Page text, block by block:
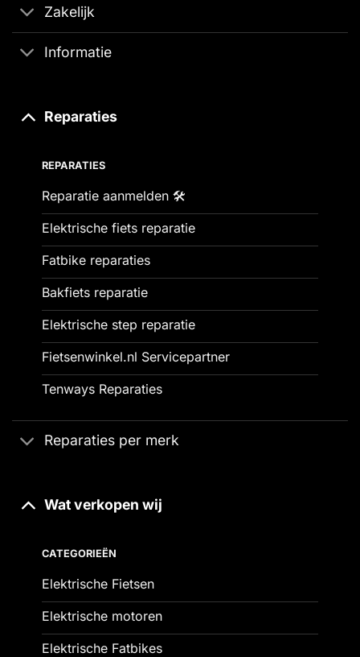
Zakelijk
Informatie
Reparaties
REPARATIES
Reparatie aanmelden 🛠️
Elektrische fiets reparatie
Fatbike reparaties
Bakfiets reparatie
Elektrische step reparatie
Fietsenwinkel.nl Servicepartner
Tenways Reparaties
Reparaties per merk
Wat verkopen wij
CATEGORIEËN
Elektrische Fietsen
Elektrische motoren
Elektrische Fatbikes